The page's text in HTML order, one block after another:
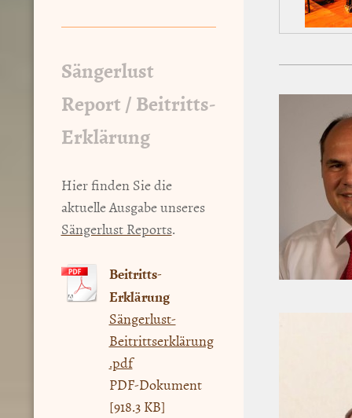
Sängerlust
Report / Beitritts-
Erklärung
Hier finden Sie die
aktuelle Ausgabe unseres
Sängerlust Reports.
Beitritts-
Erklärung
Sängerlust-
Beitrittserklärung
.pdf
PDF-Dokument
[918.3 KB]